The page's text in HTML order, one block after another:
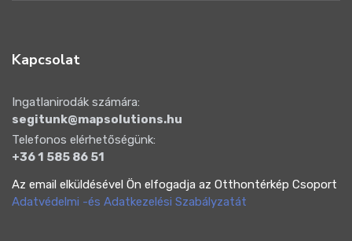
Kapcsolat
Ingatlanirodák számára:
segitunk@mapsolutions.hu
Telefonos elérhetőségünk:
+36 1 585 86 51
Az email elküldésével Ön elfogadja az Otthontérkép Csoport
Adatvédelmi -és Adatkezelési Szabályzatát